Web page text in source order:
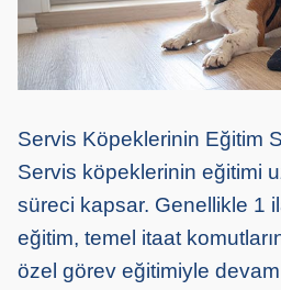
Servis Köpeklerinin Eğitim
Servis köpeklerinin eğitimi
süreci kapsar. Genellikle 1
eğitim, temel itaat
özel görev eğitimiyle